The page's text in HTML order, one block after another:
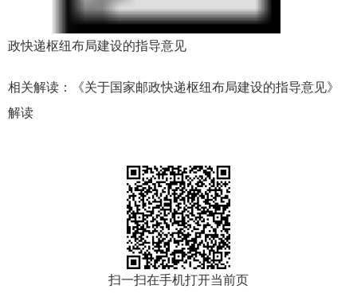
政快递枢纽布局建设的指导意见
相关解读：
《关于国家邮政快递枢纽布局建设的指导意见》
解读
扫一扫在手机打开当前页